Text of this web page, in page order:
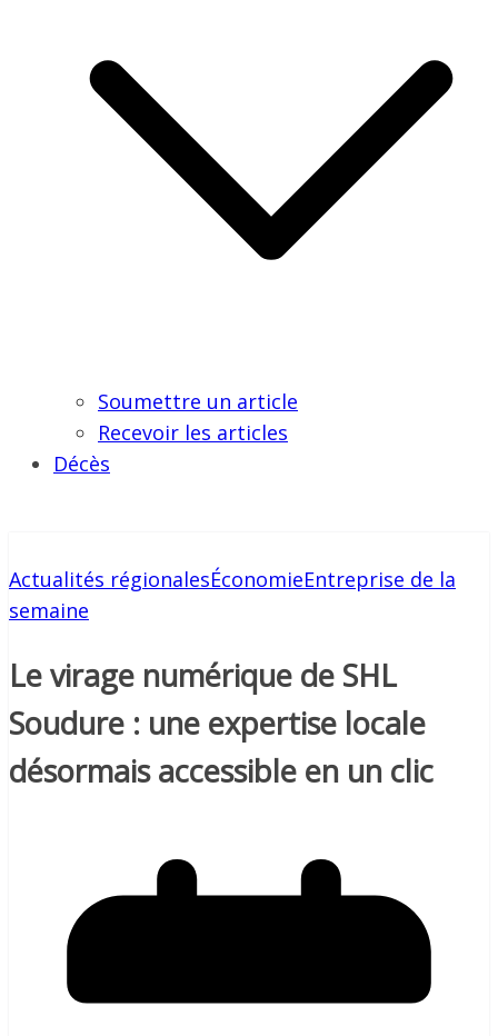
Soumettre un article
Recevoir les articles
Décès
Actualités régionalesÉconomieEntreprise de la
semaine
Le virage numérique de SHL
Soudure : une expertise locale
désormais accessible en un clic